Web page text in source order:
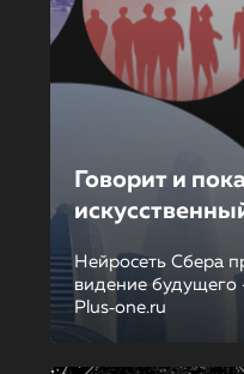
Говорит и
Нейросеть Сбера
видение будущего
Plus‑one.ru